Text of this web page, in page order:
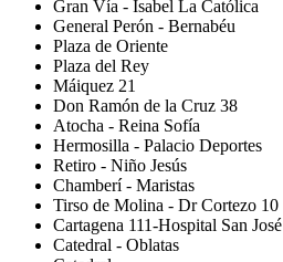
Gran Vía - Isabel La Católica
General Perón - Bernabéu
Plaza de Oriente
Plaza del Rey
Máiquez 21
Don Ramón de la Cruz 38
Atocha - Reina Sofía
Hermosilla - Palacio Deportes
Retiro - Niño Jesús
Chamberí - Maristas
Tirso de Molina - Dr Cortezo 10
Cartagena 111-Hospital San José
Catedral - Oblatas